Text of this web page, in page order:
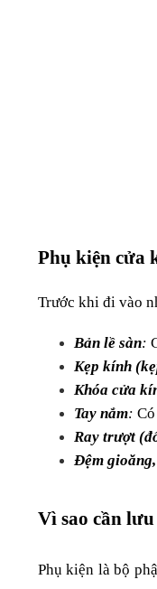
Phụ kiện cửa
Trước khi đi vào
Bản lề sàn:
Kẹp kính
Khóa cửa
Tay nắm:
Ray trượt
Đệm
Vì sao cần
Phụ kiện là bộ